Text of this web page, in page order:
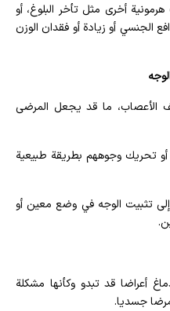
أخرى مثل تأخر البلوغ، أو
الجنسي أو زيادة أو فقدان الوزن
الأعصاب، ما قد يجعل المرضى
أو تحريك وجوههم بطريقة طبيعية
تثبيت الوجه في وضع معين أو
أعراضا قد تبدو وكأنها مشكلة
جسديا.